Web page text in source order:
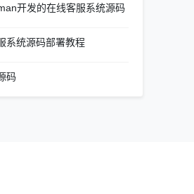
开发的在线客服系统源码
系统源码部署教程
码